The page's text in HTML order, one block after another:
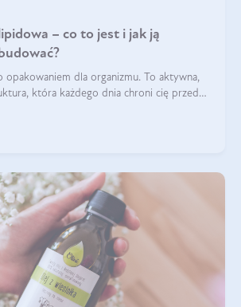
– co to jest i jak ją
opakowaniem dla organizmu. To aktywna,
która każdego dnia chroni cię przed